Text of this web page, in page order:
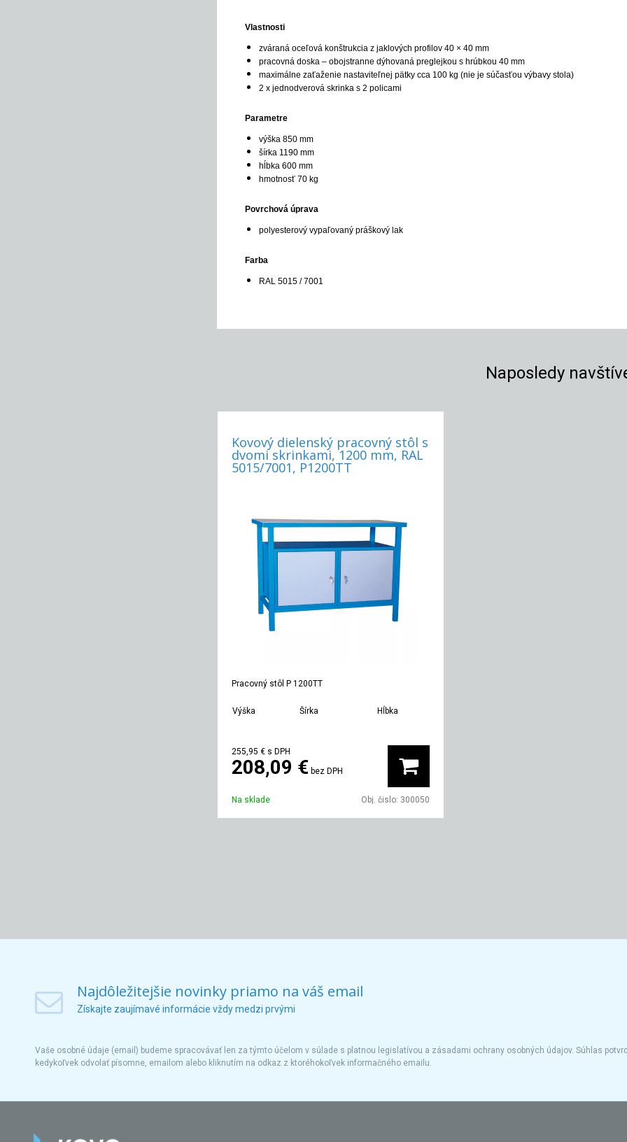
Vlastnosti
zváraná oceľová konštrukcia z jaklových profilov 40 × 40 mm
pracovná doska – obojstranne dýhovaná preglejkou s hrúbkou 40 mm
maximálne zaťaženie nastaviteľnej pätky cca 100 kg (nie je súčasťou výbavy stola)
2 x jednodverová skrinka s 2 policami
Parametre
výška 850 mm
šírka 1190 mm
hĺbka 600 mm
hmotnosť 70 kg
Povrchová úprava
polyesterový vypaľovaný práškový lak
Farba
RAL 5015 / 7001
Naposledy
Kovový dielenský pracovný stôl s
dvomi skrinkami, 1200 mm, RAL
5015/7001, P1200TT
Pracovný stôl P 1200TT
Výška Šírka Hĺbka
255,95 € s DPH
208,09 € bez DPH
Na sklade Obj. čislo: 300050
Najdôležitejšie novinky priamo na váš email
Získajte zaujímavé informácie vždy medzi prvými
Vaše osobné údaje (email) budeme spracovávať len za týmto účelom v súlade s platnou legislatívou a zásadami ochrany osobných údajov. Súhlas
kedykoľvek odvolať písomne, emailom alebo kliknutím na odkaz z ktoréhokoľvek informačného emailu.